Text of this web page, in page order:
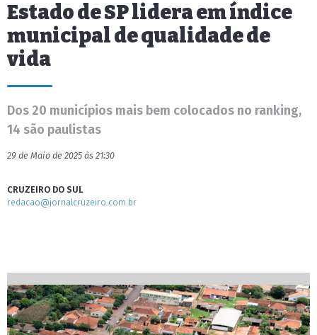
Estado de SP lidera em índice
municipal de qualidade de
vida
Dos 20 municípios mais bem colocados no ranking,
14 são paulistas
29 de Maio de 2025 às 21:30
CRUZEIRO DO SUL
redacao@jornalcruzeiro.com.br